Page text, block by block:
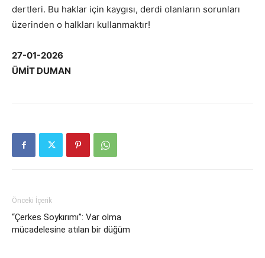
dertleri. Bu haklar için kaygısı, derdi olanların sorunları
üzerinden o halkları kullanmaktır!
27-01-2026
ÜMİT DUMAN
Önceki İçerik
“Çerkes Soykırımı”: Var olma
mücadelesine atılan bir düğüm